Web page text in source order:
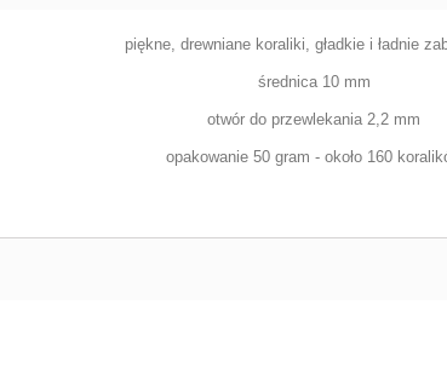
piękne, drewniane koraliki, gładkie i ładnie
średnica 10 mm
otwór do przewlekania 2,2 mm
opakowanie 50 gram - około 160